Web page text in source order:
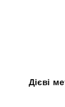
Дієві